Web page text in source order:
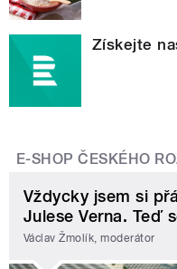
Získejte
E-SHOP ČESKÉHO
Vždycky jsem si
Julese Verna. Teď
Václav Žmolík, moderátor